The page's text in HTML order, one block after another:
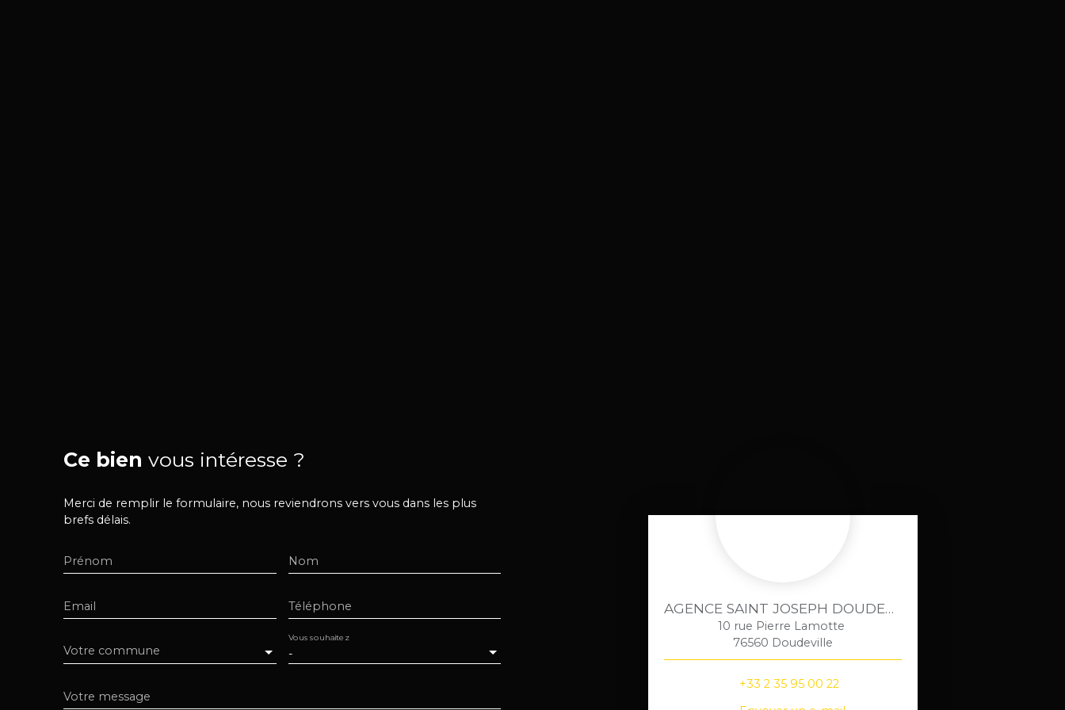
Ce bien vous intéresse ?
Merci de remplir le formulaire, nous reviendrons vers vous dans les plus
brefs délais.
Prénom Nom
Email Téléphone
Votre commune -
Vous souhaitez
Votre message
AGENCE SAINT JOSEPH DOUDEVILLE
10 rue Pierre Lamotte
76560 Doudeville
+33 2 35 95 00 22